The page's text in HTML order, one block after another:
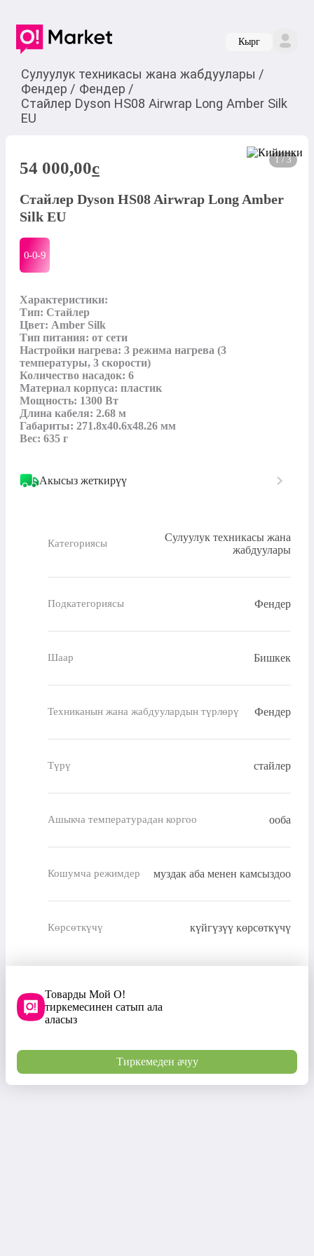
Кырг
Сулуулук техникасы жана жабдуулары /
Фендер / Фендер /
Стайлер Dyson HS08 Airwrap Long Amber Silk
EU
1 / 3
54 000,00c
Стайлер Dyson HS08 Airwrap Long Amber
Silk EU
0-0-9
Характеристики:
Тип: Стайлер
Цвет: Amber Silk
Тип питания: от сети
Настройки нагрева: 3 режима нагрева (3
температуры, 3 скорости)
Количество насадок: 6
Материал корпуса: пластик
Мощность: 1300 Вт
Длина кабеля: 2.68 м
Габариты: 271.8x40.6x48.26 мм
Вес: 635 г
Акысыз жеткирүү
Категориясы
Сулуулук техникасы жана
жабдуулары
Подкатегориясы Фендер
Шаар Бишкек
Техниканын жана жабдуулардын түрлөрү Фендер
Түрү стайлер
Ашыкча температурадан коргоо ооба
Кошумча режимдер муздак аба менен камсыздоо
Көрсөткүчү күйгүзүү көрсөткүчү
Товарды Мой О!
тиркемесинен сатып ала
аласыз
Тиркемеден ачуу